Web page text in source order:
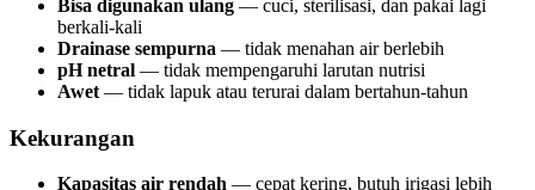
Bisa digunakan ulang — cuci, sterilisasi, dan pakai lagi
berkali-kali
Drainase sempurna — tidak menahan air berlebih
pH netral — tidak mempengaruhi larutan nutrisi
Awet — tidak lapuk atau terurai dalam bertahun-tahun
Kekurangan
Kapasitas air rendah — cepat kering, butuh irigasi lebih